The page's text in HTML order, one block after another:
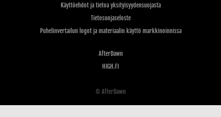
Käyttöehdot ja tietoa yksityisyydensuojasta
Tietosuojaseloste
Puhelinvertailun logot ja materiaalin käyttö markkinoinnissa
AfterDawn
HIGH.FI
© AfterDawn